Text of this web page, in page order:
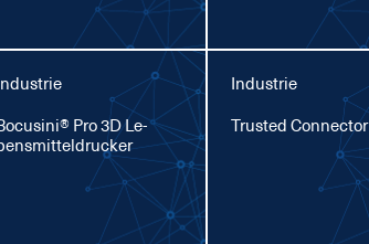
Pro 3D Le­
Industrie
Trusted Con­nec­tor